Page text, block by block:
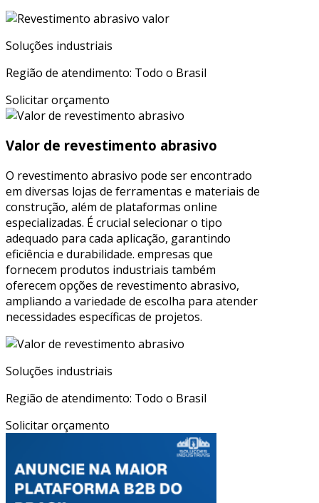
Soluções industriais
Região de atendimento: Todo o Brasil
Solicitar orçamento
Valor de revestimento abrasivo
O revestimento abrasivo pode ser encontrado
em diversas lojas de ferramentas e materiais de
construção, além de plataformas online
especializadas. É crucial selecionar o tipo
adequado para cada aplicação, garantindo
eficiência e durabilidade. empresas que
fornecem produtos industriais também
oferecem opções de revestimento abrasivo,
ampliando a variedade de escolha para atender
necessidades específicas de projetos.
Soluções industriais
Região de atendimento: Todo o Brasil
Solicitar orçamento